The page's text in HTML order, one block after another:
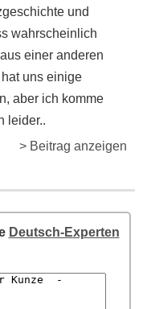
und
wahrscheinlich
einer anderen
uns einige
aber ich komme
leider..
> Beitrag anzeigen
Deutsch-Experten